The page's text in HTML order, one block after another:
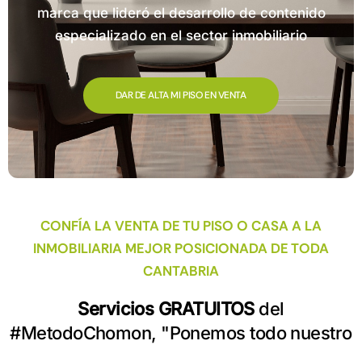
marca que lideró el desarrollo de contenido
especializado en el sector inmobiliario
DAR DE ALTA MI PISO EN VENTA
CONFÍA LA VENTA DE TU PISO O CASA A LA
INMOBILIARIA MEJOR POSICIONADA DE TODA
CANTABRIA
Servicios GRATUITOSdel
#MetodoChomon, "Ponemos todo nuestro